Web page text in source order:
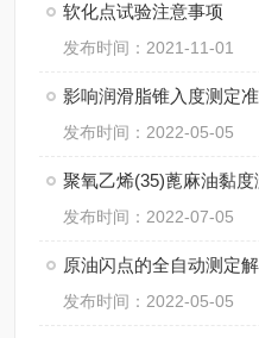
软化点试验注意事项
发布时间：2021-11-01
影响润滑脂锥入度测定
发布时间：2022-05-05
聚氧乙烯(35)蓖麻油黏度
发布时间：2022-07-05
原油闪点的全自动测定
发布时间：2022-05-05